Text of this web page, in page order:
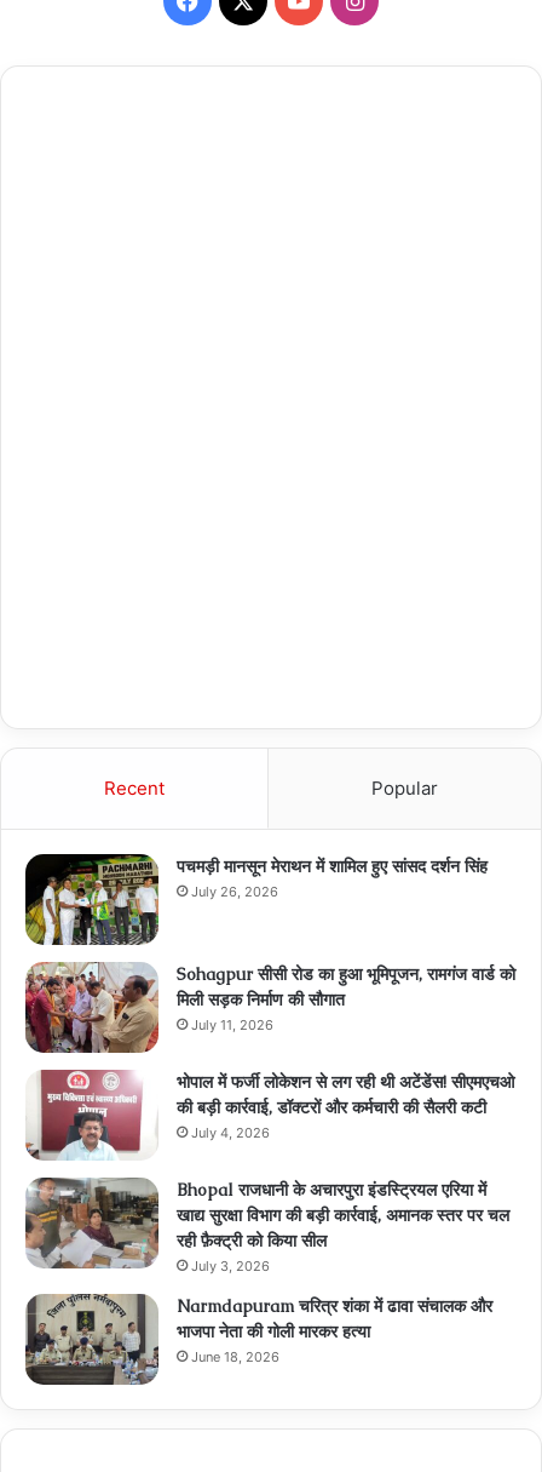
Recent Popular
पचमड़ी मानसून मेराथन में शामिल हुए सांसद दर्शन सिंह
July 26, 2026
Sohagpur सीसी रोड का हुआ भूमिपूजन, रामगंज वार्ड को
मिली सड़क निर्माण की सौगात
July 11, 2026
भोपाल में फर्जी लोकेशन से लग रही थी अटेंडेंस! सीएमएचओ
की बड़ी कार्रवाई, डॉक्टरों और कर्मचारी की सैलरी कटी
July 4, 2026
Bhopal राजधानी के अचारपुरा इंडस्ट्रियल एरिया में
खाद्य सुरक्षा विभाग की बड़ी कार्रवाई, अमानक स्तर पर चल
रही फ़ैक्ट्री को किया सील
July 3, 2026
Narmdapuram चरित्र शंका में ढावा संचालक और
भाजपा नेता की गोली मारकर हत्या
June 18, 2026